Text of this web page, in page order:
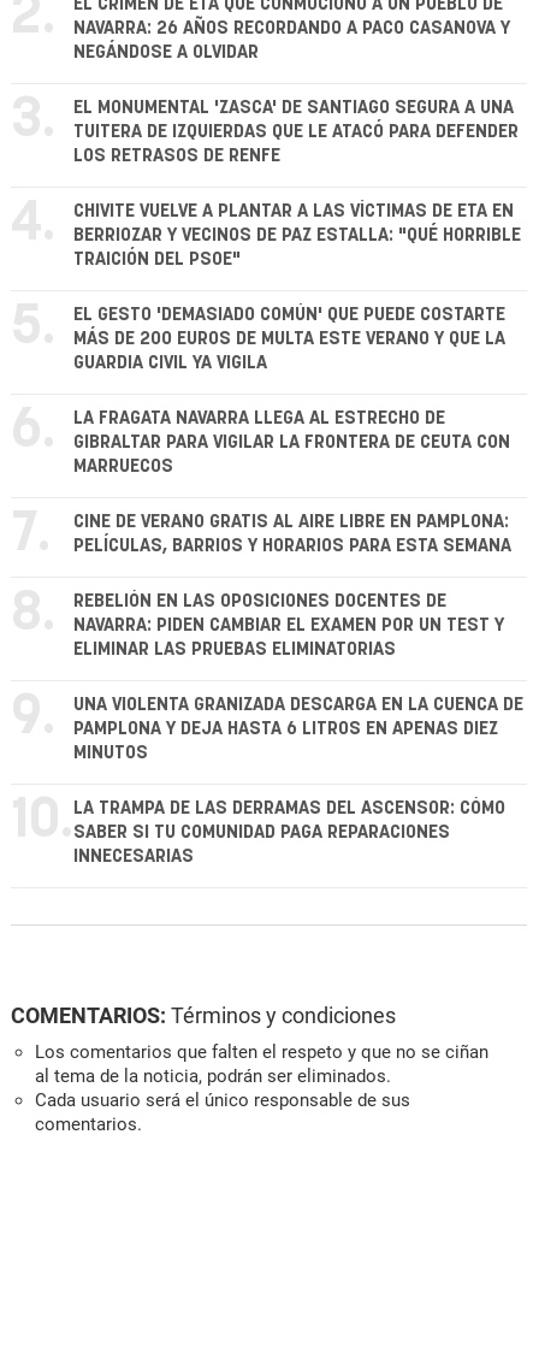
2.
EL CRIMEN DE ETA QUE CONMOCIONÓ A UN PUEBLO DE
NAVARRA: 26 AÑOS RECORDANDO A PACO CASANOVA Y
NEGÁNDOSE A OLVIDAR
3.
EL MONUMENTAL 'ZASCA' DE SANTIAGO SEGURA A UNA
TUITERA DE IZQUIERDAS QUE LE ATACÓ PARA DEFENDER
LOS RETRASOS DE RENFE
4.
CHIVITE VUELVE A PLANTAR A LAS VÍCTIMAS DE ETA EN
BERRIOZAR Y VECINOS DE PAZ ESTALLA: "QUÉ HORRIBLE
TRAICIÓN DEL PSOE"
5.
EL GESTO 'DEMASIADO COMÚN' QUE PUEDE COSTARTE
MÁS DE 200 EUROS DE MULTA ESTE VERANO Y QUE LA
GUARDIA CIVIL YA VIGILA
6.
LA FRAGATA NAVARRA LLEGA AL ESTRECHO DE
GIBRALTAR PARA VIGILAR LA FRONTERA DE CEUTA CON
MARRUECOS
7.
CINE DE VERANO GRATIS AL AIRE LIBRE EN PAMPLONA:
PELÍCULAS, BARRIOS Y HORARIOS PARA ESTA SEMANA
8.
REBELIÓN EN LAS OPOSICIONES DOCENTES DE
NAVARRA: PIDEN CAMBIAR EL EXAMEN POR UN TEST Y
ELIMINAR LAS PRUEBAS ELIMINATORIAS
9.
UNA VIOLENTA GRANIZADA DESCARGA EN LA CUENCA DE
PAMPLONA Y DEJA HASTA 6 LITROS EN APENAS DIEZ
MINUTOS
10. LA TRAMPA DE LAS DERRAMAS DEL ASCENSOR: CÓMO
SABER SI TU COMUNIDAD PAGA REPARACIONES
INNECESARIAS
COMENTARIOS: Términos y condiciones
Los comentarios que falten el respeto y que no se ciñan
al tema de la noticia, podrán ser eliminados.
Cada usuario será el único responsable de sus
comentarios.